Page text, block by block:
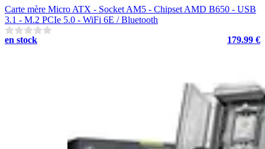
Carte mère Micro ATX - Socket AM5 - Chipset AMD B650 - USB
3.1 - M.2 PCIe 5.0 - WiFi 6E / Bluetooth
en stock
179.99 €